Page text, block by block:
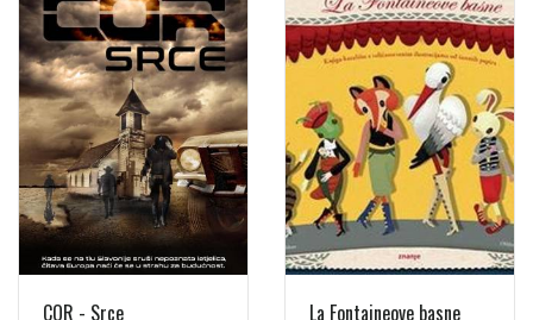
COR - Srce La Fontaineove basne